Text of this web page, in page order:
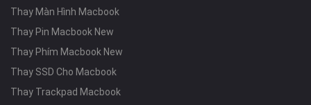
Thay Màn Hình Macbook
Thay Pin Macbook New
Thay Phím Macbook New
Thay SSD Cho Macbook
Thay Trackpad Macbook